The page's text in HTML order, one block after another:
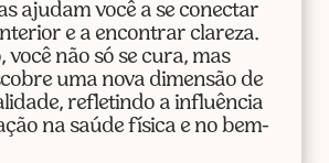
ajudam você a se conectar
e a encontrar clareza.
você não só se cura, mas
uma nova dimensão de
refletindo a influência
na saúde física e no bem-